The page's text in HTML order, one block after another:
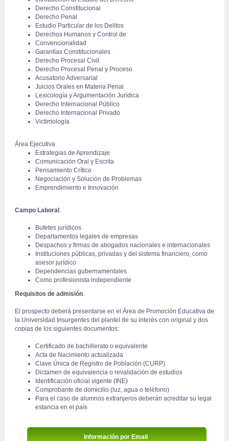
Derecho Constitucional
Derecho Penal
Estudio Particular de los Delitos
Derechos Humanos y Control de
Convencionalidad
Garantías Constitucionales
Derecho Procesal Civil
Derecho Procesal Penal y Proceso
Acusatorio Adversarial
Juicios Orales en Materia Penal
Lexicología y Argumentación Jurídica
Derecho Internacional Público
Derecho Internacional Privado
Victimología
Área Ejecutiva
Estrategias de Aprendizaje
Comunicación Oral y Escrita
Pensamiento Crítico
Negociación y Solución de Problemas
Emprendimiento e Innovación
Campo Laboral .
Bufetes jurídicos
Departamentos legales de empresas
Despachos y firmas de abogados nacionales e internacionales
Instituciones públicas, privadas y del sistema financiero, como
asesor jurídico
Dependencias gubernamentales
Como profesionista independiente
Requisitos de admisión.
El prospecto deberá presentarse en el Área de Promoción Educativa de
la Universidad Insurgentes del plantel de su interés con original y dos
copias de los siguientes documentos:
Certificado de bachillerato o equivalente
Acta de Nacimiento actualizada
Clave Única de Registro de Población (CURP)
Dictamen de equivalencia o revalidación de estudios
Identificación oficial vigente (INE)
Comprobante de domicilio (luz, agua o teléfono)
Para el caso de alumnos extranjeros deberán acreditar su legal
estancia en el país
Información por Email